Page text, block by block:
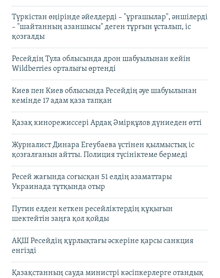
Түркістан өңірінде әйелдерді – "ұрғашылар", әншілерді
– "шайтанның азаншысы" деген тұрғын ұсталып, іс
қозғалды
Ресейдің Тула облысында дрон шабуылынан кейін
Wildberries орталығы өртенді
Киев пен Киев облысында Ресейдің әуе шабуылынан
кемінде 17 адам қаза тапқан
Қазақ кинорежиссері Ардақ Әмірқұлов дүниеден өтті
Журналист Динара Егеубаева үстінен қылмыстық іс
қозғалғанын айтты. Полиция түсініктеме бермеді
Ресей жағында соғысқан 51 елдің азаматтары
Украинада тұтқында отыр
Путин елден кеткен ресейліктердің құқығын
шектейтін заңға қол қойды
АҚШ Ресейдің құрлықтағы әскеріне қарсы санкция
енгізді
Қазақстанның сауда министрі кәсіпкерлерге отандық